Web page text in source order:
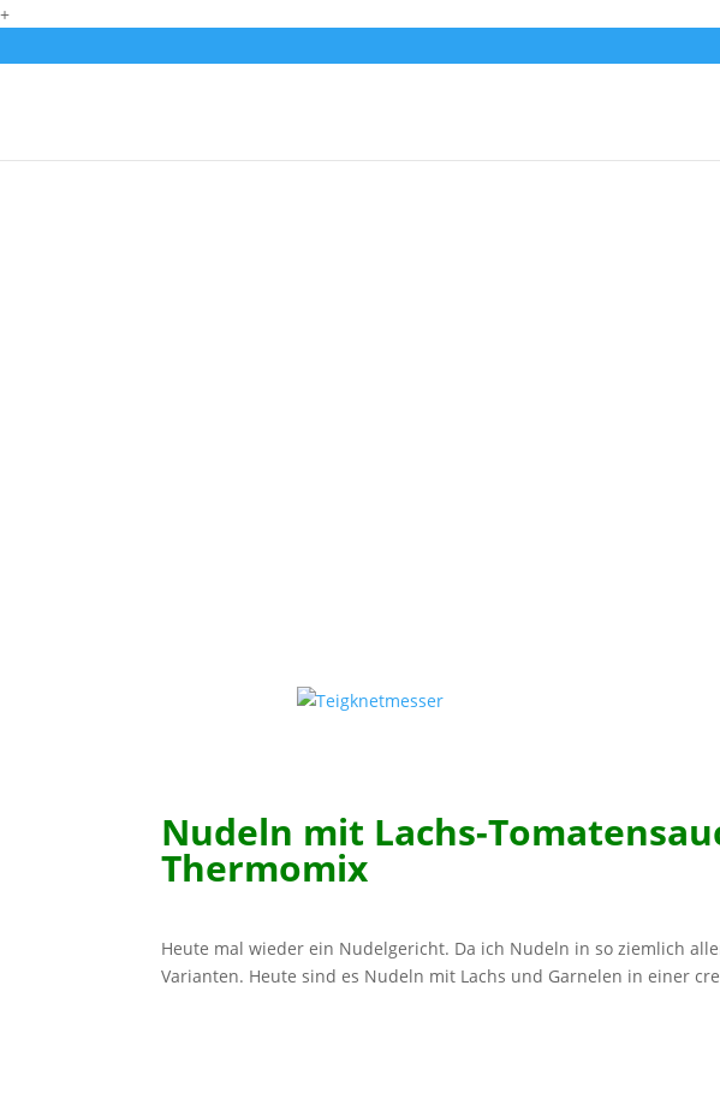
+
Nudeln mit Lachs-
Thermomix
Heute mal wieder ein Nudelgericht. Da ich Nudeln in so ziemlich
Varianten. Heute sind es Nudeln mit Lachs und Garnelen in einer